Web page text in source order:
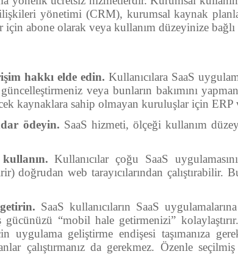
ilişkileri yönetimi (CRM), kurumsal kaynak
için abone olarak veya kullanım düzeyinize bağlı
hakkı elde edin. Kullanıcılara SaaS
veya bunların bakımını
kaynaklara sahip olmayan kuruluşlar için
ödeyin. SaaS hizmeti, ölçeği kullanım
Kullanıcılar çoğu SaaS
doğrudan web tarayıcılarından çalıştırabilir.
SaaS kullanıcıların SaaS
“mobil hale getirmenizi”
uygulama geliştirme endişesi taşımanıza
çalıştırmanız da gerekmez. Özenle